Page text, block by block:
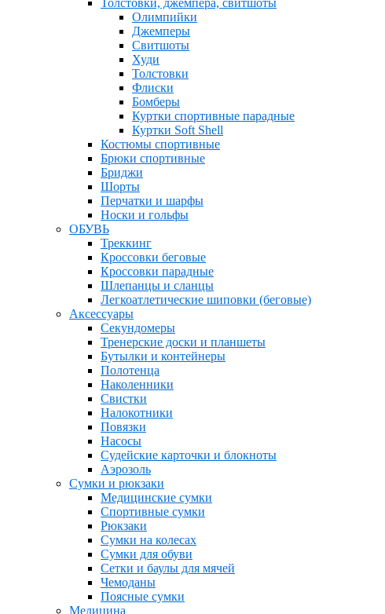
Олимпийки
Джемперы
Свитшоты
Худи
Толстовки
Флиски
Бомберы
Куртки спортивные парадные
Куртки Soft Shell
Костюмы спортивные
Брюки спортивные
Бриджи
Шорты
Перчатки и шарфы
Носки и гольфы
ОБУВЬ
Треккинг
Кроссовки беговые
Кроссовки парадные
Шлепанцы и сланцы
Легкоатлетические шиповки (беговые)
Аксессуары
Секундомеры
Тренерские доски и планшеты
Бутылки и контейнеры
Полотенца
Наколенники
Свистки
Налокотники
Повязки
Насосы
Судейские карточки и блокноты
Аэрозоль
Сумки и рюкзаки
Медицинские сумки
Спортивные сумки
Рюкзаки
Сумки на колесах
Сумки для обуви
Сетки и баулы для мячей
Чемоданы
Поясные сумки
Медицина